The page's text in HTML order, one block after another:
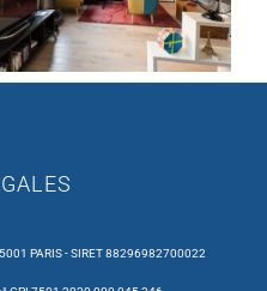
PARIS - SIRET 88296982700022